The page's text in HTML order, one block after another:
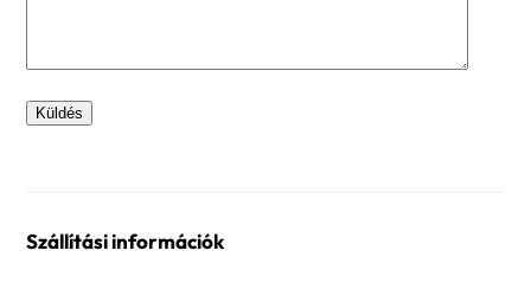
Szállítási információk